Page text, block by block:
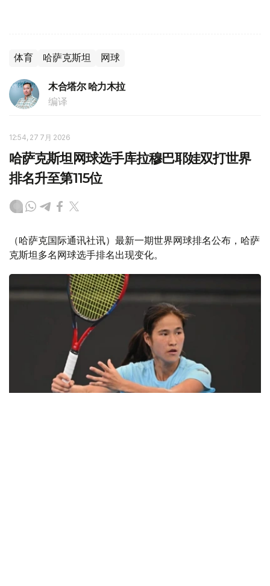
体育 哈萨克斯坦 网球
木合塔尔 哈力木拉
编译
12:54, 27 7月 2026
哈萨克斯坦网球选手库拉穆巴耶娃双打世界
排名升至第115位
（哈萨克国际通讯社讯）最新一期世界网球排名公布，哈萨
克斯坦多名网球选手排名出现变化。